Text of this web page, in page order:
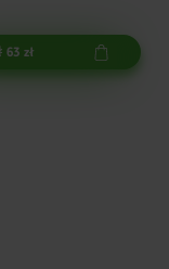
63 zł